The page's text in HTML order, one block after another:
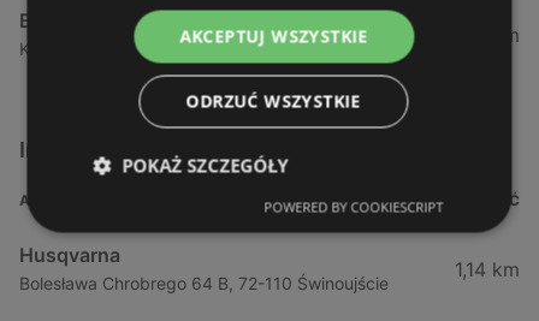
Bolton Polska Sp. z o.o.
Konstytucji 3 - go maja 6, 72-100 Goleniów
52,9 km
Inne sklepy Dla domu i dla ogrodu w pobliżu
ADRES ODLEGŁOŚĆ
Husqvarna
Bolesława Chrobrego 64 B, 72-110 Świnoujście
1,14 km
AKCEPTUJ WSZYSTKIE
ODRZUĆ WSZYSTKIE
POKAŻ SZCZEGÓŁY
POWERED BY COOKIESCRIPT